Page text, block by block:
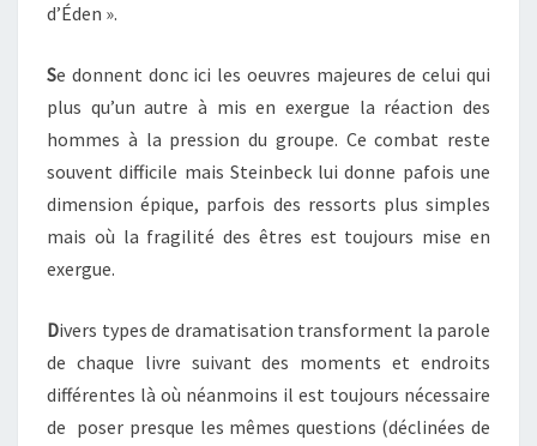
d’Éden ».
Se donnent donc ici les oeuvres majeures de celui qui
plus qu’un autre à mis en exergue la réaction des
hommes à la pression du groupe. Ce combat reste
souvent difficile mais Steinbeck lui donne pafois une
dimension épique, parfois des ressorts plus simples
mais où la fragilité des êtres est toujours mise en
exergue.
Divers types de dramatisation transforment la parole
de chaque livre suivant des moments et endroits
différentes là où néanmoins il est toujours nécessaire
de poser presque les mêmes questions (déclinées de